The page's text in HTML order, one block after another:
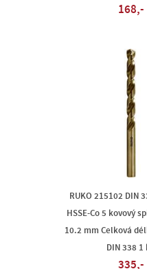
168,-
RUKO 215102 DIN
HSSE-Co 5 kovový
10.2 mm Celková
DIN 338 1
335,-